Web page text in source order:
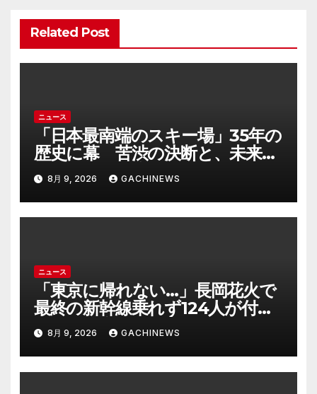
シ
ョ
Related Post
ニュース
「日本最南端のスキー場」35年の
歴史に幕 苦渋の決断と、未来へ
の一歩(FNNプライムオンライン)
8月 9, 2026 GACHINEWS
ニュース
「東京に帰れない…」長岡花火で
最終の新幹線乗れず124人が付近
施設で一夜明かす “フェニック
ス”の打ち上げ時間後ろ倒しの影
響は?「分散退場には一定の効果
あった」(FNNプライムオンライ
8月 9, 2026 GACHINEWS